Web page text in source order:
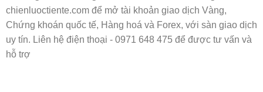
chienluoctiente.com để mở tài khoản giao dịch Vàng,
Chứng khoán quốc tế, Hàng hoá và Forex, với sàn giao dịch
uy tín. Liên hệ điện thoại - 0971 648 475 để được tư vấn và
hỗ trợ